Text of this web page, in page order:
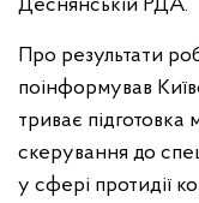
Деснянській РДА.
Про результати
поінформував
триває підготовка
скерування до
у сфері протидії